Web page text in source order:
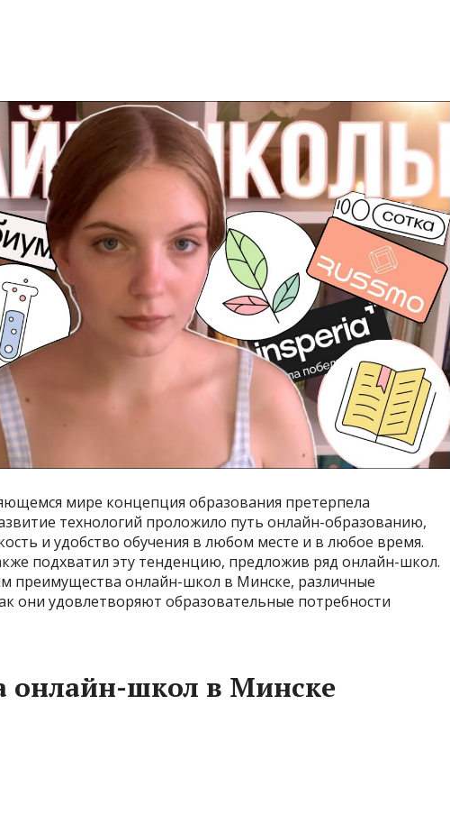
мире концепция образования претерпела
технологий проложило путь онлайн-образованию,
и удобство обучения в любом месте и в любое время.
подхватил эту тенденцию, предложив ряд онлайн-школ.
преимущества онлайн-школ в Минске, различные
они удовлетворяют образовательные потребности
онлайн-школ в Минске